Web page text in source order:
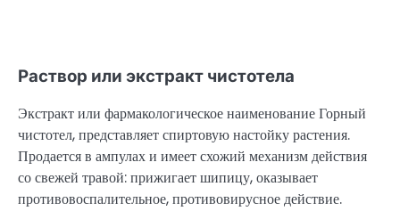
Раствор или экстракт чистотела
Экстракт или фармакологическое наименование Горный
чистотел, представляет спиртовую настойку растения.
Продается в ампулах и имеет схожий механизм действия
со свежей травой: прижигает шипицу, оказывает
противовоспалительное, противовирусное действие.